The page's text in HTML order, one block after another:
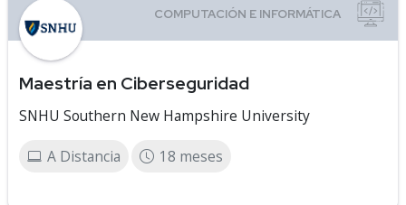
Maestría en Ciberseguridad
SNHU Southern New Hampshire University
A Distancia 18 meses